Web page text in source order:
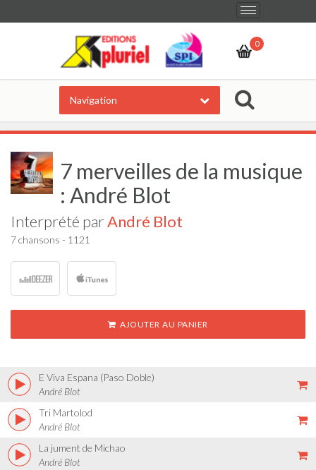
Basculer
d'un
état
de
la
l'autre
0
Navigation
7 merveilles de la musique
: André Blot
Interprété parAndré Blot
7 chansons - 1121
AJOUTER AU PANIER
E Viva Espana (Paso Doble)
André Blot
Tri Martolod
André Blot
La jument de Michao
André Blot